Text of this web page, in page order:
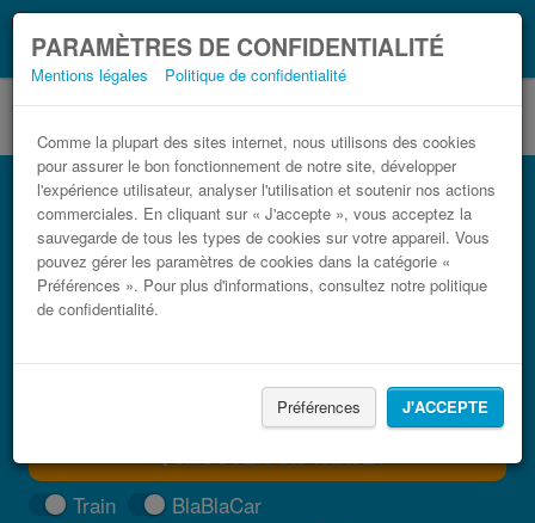
PARAMÈTRES DE CONFIDENTIALITÉ
Mentions légales Politique de confidentialité
Comme la plupart des sites internet, nous utilisons des cookies
pour assurer le bon fonctionnement de notre site, développer
l'expérience utilisateur, analyser l'utilisation et soutenir nos actions
commerciales. En cliquant sur « J'accepte », vous acceptez la
sauvegarde de tous les types de cookies sur votre appareil. Vous
pouvez gérer les paramètres de cookies dans la catégorie «
Préférences ». Pour plus d'informations, consultez notre politique
de confidentialité.
Préférences J'ACCEPTE
Coronavirus (COVID-19):Ce que vous devez
savoir, lorsque vous voyagez
Bus Leganés Madridejos pas cher
Trouvez votre billet de bus moins cher
TROUVER UN TRAJET
Train
BlaBlaCar